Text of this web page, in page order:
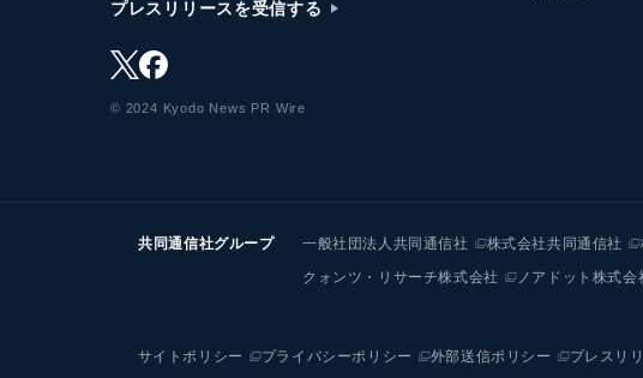
プレスリリースを受信する
© 2024 Kyodo News PR Wire
共同通信社グループ 一般社団法人共同通信社 株式会社共同通信社
クォンツ・リサーチ株式会社
ノアドット株式会
サイトポリシー プライバシーポリシー 外部送信ポリシー プレスリ